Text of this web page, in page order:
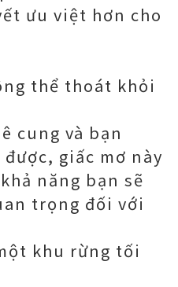
ưu việt hơn cho
thể thoát khỏi
cung và bạn
giấc mơ này
năng bạn sẽ
trọng đối với
khu rừng tối